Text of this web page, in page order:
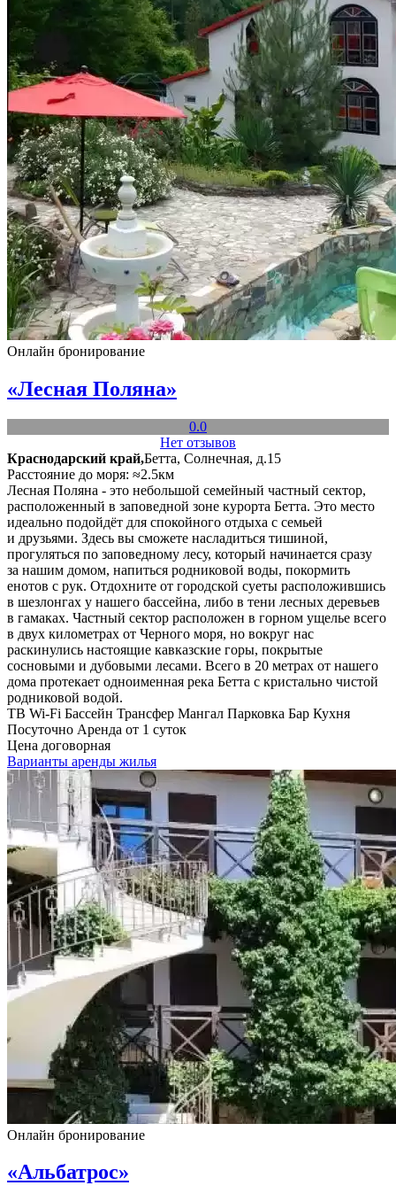
Онлайн бронирование
«Лесная Поляна»
0.0
Нет отзывов
Краснодарский край,Бетта, Солнечная, д.15
Расстояние до моря: ≈2.5км
Лесная Поляна - это небольшой семейный частный сектор,
расположенный в заповедной зоне курорта Бетта. Это место
идеально подойдёт для спокойного отдыха с семьей
и друзьями. Здесь вы сможете насладиться тишиной,
прогуляться по заповедному лесу, который начинается сразу
за нашим домом, напиться родниковой воды, покормить
енотов с рук. Отдохните от городской суеты расположившись
в шезлонгах у нашего бассейна, либо в тени лесных деревьев
в гамаках. Частный сектор расположен в горном ущелье всего
в двух километрах от Черного моря, но вокруг нас
раскинулись настоящие кавказские горы, покрытые
сосновыми и дубовыми лесами. Всего в 20 метрах от нашего
дома протекает одноименная река Бетта с кристально чистой
родниковой водой.
ТВ Wi-Fi Бассейн Трансфер Мангал Парковка Бар Кухня
Посуточно Аренда от 1 суток
Цена договорная
Варианты аренды жилья
Онлайн бронирование
«Альбатрос»